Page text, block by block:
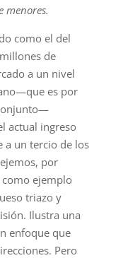
menores.
como el del
de
a un nivel
es por
actual ingreso
a un tercio de los
por
ejemplo
triazo y
Ilustra una
enfoque que
Pero